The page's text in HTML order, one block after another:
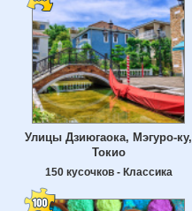
Улицы Дзиюгаока, Мэгуро-ку,
Токио
150 кусочков - Классика